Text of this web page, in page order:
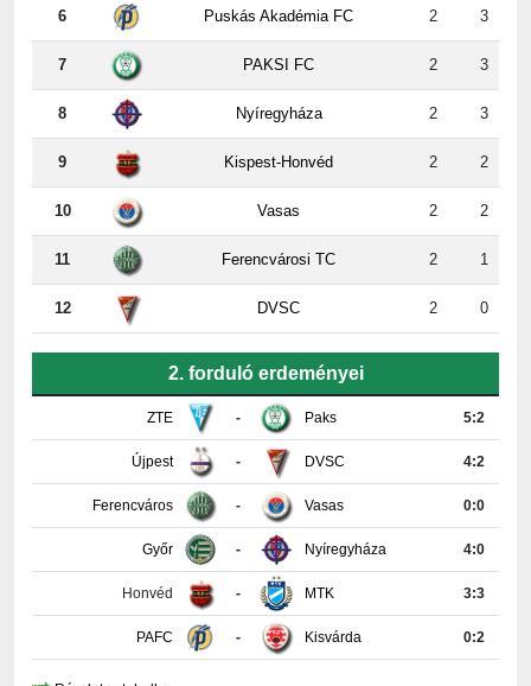
7 PAKSI FC 2 3
8 Nyíregyháza 2 3
9 Kispest-Honvéd 2 2
10 Vasas 2 2
11 Ferencvárosi TC 2 1
12 DVSC 2 0
ZTE - Paks
Újpest DVSC 4:2
Ferencváros Vasas 0:0
Győr Nyíregyháza 4:0
Honvéd MTK 3:3
PAFC Kisvárda 0:2
Részletes tabella